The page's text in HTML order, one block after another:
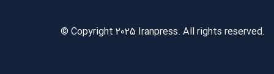
© Copyright 2025 Iranpress. All rights reserved.